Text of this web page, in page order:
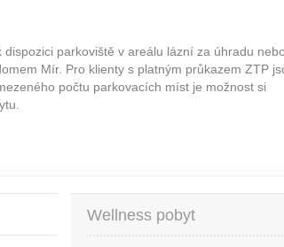
parkoviště v areálu lázní za úhradu nebo
Mír. Pro klienty s platným průkazem ZTP
počtu parkovacích míst je možnost si
Wellness pobyt